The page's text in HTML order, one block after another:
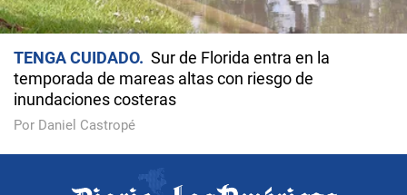
TENGA CUIDADO
Sur de Florida entra en la
temporada de mareas altas con riesgo de
inundaciones costeras
Por Daniel Castropé